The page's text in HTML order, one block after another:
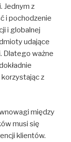
Jednym z
i pochodzenie
i globalnej
udające
Dlatego ważne
z
między
musi się
klientów.